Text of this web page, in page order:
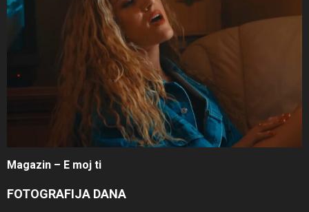
Magazin – E moj ti
FOTOGRAFIJA DANA